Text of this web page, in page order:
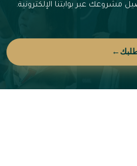
عبر بوابتنا الإلكترونية.
طلبك ←